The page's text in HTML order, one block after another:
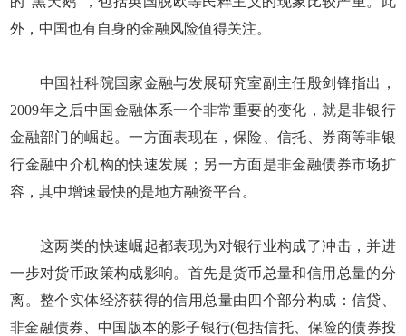
外，中国也有自身的金融风险值得关注。
中国社科院国家金融与发展研究室副主任殷剑锋指出，
2009年之后中国金融体系一个非常重要的变化，就是非银行
金融部门的崛起。一方面表现在，保险、信托、券商等非银
行金融中介机构的快速发展；另一方面是非金融债券市场扩
容，其中增速最快的是地方融资平台。
这两类的快速崛起都表现为对银行业构成了冲击，并进
一步对货币政策构成影响。首先是货币总量和信用总量的分
离。整个实体经济获得的信用总量由四个部分构成：信贷、
非金融债券、中国版本的影子银行(包括信托、保险的债券投